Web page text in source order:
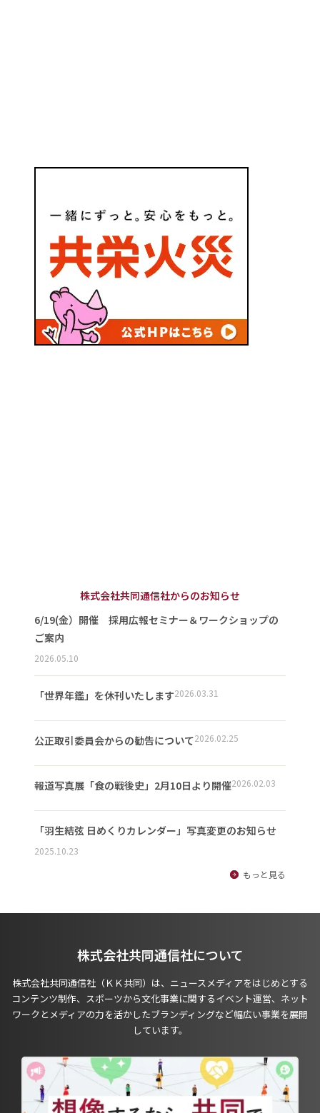
株式会社共同通信社からのお知らせ
6/19(金）開催 採用広報セミナー＆ワークショップの
ご案内
2026.05.10
「世界年鑑」を休刊いたします2026.03.31
公正取引委員会からの勧告について2026.02.25
報道写真展「食の戦後史」2月10日より開催2026.02.03
「羽生結弦 日めくりカレンダー」写真変更のお知らせ
2025.10.23
もっと見る
株式会社共同通信社について
株式会社共同通信社（ＫＫ共同）は、ニュースメディアをはじめとする
コンテンツ制作、スポーツから文化事業に関するイベント運営、ネット
ワークとメディアの力を活かしたブランディングなど幅広い事業を展開
しています。